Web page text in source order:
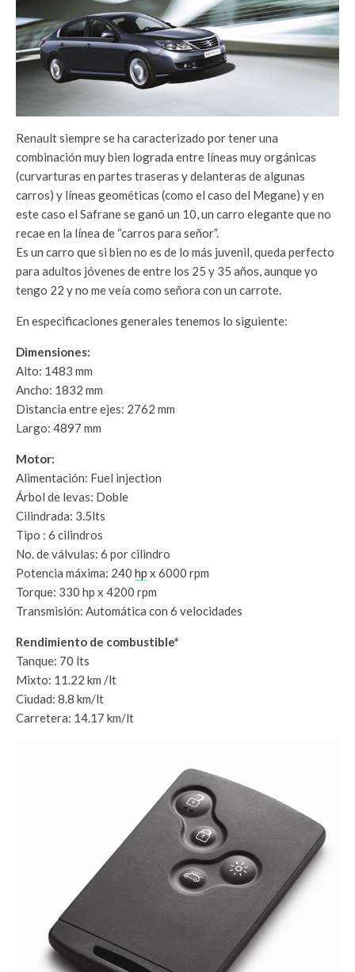
Renault siempre se ha caracterizado por tener una
combinación muy bien lograda entre líneas muy orgánicas
(curvarturas en partes traseras y delanteras de algunas
carros) y líneas geométicas (como el caso del Megane) y en
este caso el Safrane se ganó un 10, un carro elegante que no
recae en la línea de “carros para señor”.
Es un carro que si bien no es de lo más juvenil, queda perfecto
para adultos jóvenes de entre los 25 y 35 años, aunque yo
tengo 22 y no me veía como señora con un carrote.
En especificaciones generales tenemos lo siguiente:
Dimensiones:
Alto: 1483 mm
Ancho: 1832 mm
Distancia entre ejes: 2762 mm
Largo: 4897 mm
Motor:
Alimentación: Fuel injection
Árbol de levas: Doble
Cilindrada: 3.5lts
Tipo : 6 cilindros
No. de válvulas: 6 por cilindro
Potencia máxima: 240 hp x 6000 rpm
Torque: 330 hp x 4200 rpm
Transmisión: Automática con 6 velocidades
Rendimiento de combustible*
Tanque: 70 lts
Mixto: 11.22 km /lt
Ciudad: 8.8 km/lt
Carretera: 14.17 km/lt